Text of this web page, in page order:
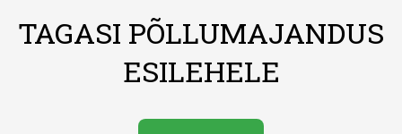
TAGASI PÕLLUMAJANDUS
ESILEHELE